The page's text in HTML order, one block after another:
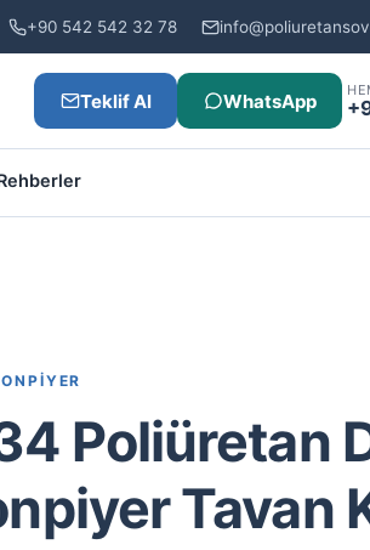
+90 542 542 32 78
Teklif Al WhatsApp
Poliüretan
Tavan